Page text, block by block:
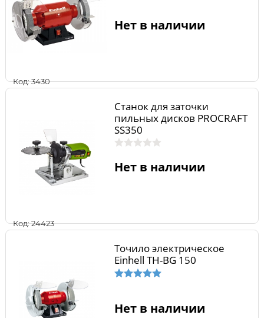
Код: 3430
Нет в наличии
Код: 24423
Станок для заточки
пильных дисков PROCRAFT
SS350
Нет в наличии
Точило электрическое
Einhell TH-BG 150
Нет в наличии